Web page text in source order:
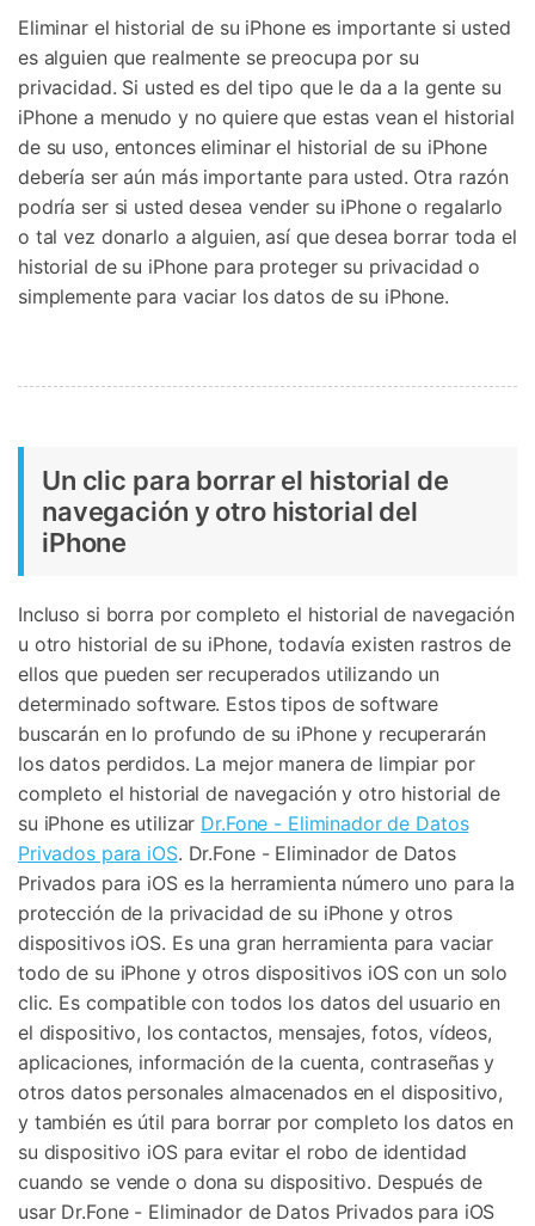
Protección del Móvil
Encuentra Más Soluciones
Eliminar el historial de su iPhone es importante si usted
es alguien que realmente se preocupa por su
privacidad. Si usted es del tipo que le da a la gente su
iPhone a menudo y no quiere que estas vean el historial
de su uso, entonces eliminar el historial de su iPhone
debería ser aún más importante para usted. Otra razón
podría ser si usted desea vender su iPhone o regalarlo
o tal vez donarlo a alguien, así que desea borrar toda el
historial de su iPhone para proteger su privacidad o
simplemente para vaciar los datos de su iPhone.
Un clic para borrar el historial de
navegación y otro historial del
iPhone
Incluso si borra por completo el historial de navegación
u otro historial de su iPhone, todavía existen rastros de
ellos que pueden ser recuperados utilizando un
determinado software. Estos tipos de software
buscarán en lo profundo de su iPhone y recuperarán
los datos perdidos. La mejor manera de limpiar por
completo el historial de navegación y otro historial de
su iPhone es utilizar Dr.Fone - Eliminador de Datos
Privados para iOS. Dr.Fone - Eliminador de Datos
Privados para iOS es la herramienta número uno para la
protección de la privacidad de su iPhone y otros
dispositivos iOS. Es una gran herramienta para vaciar
todo de su iPhone y otros dispositivos iOS con un solo
clic. Es compatible con todos los datos del usuario en
el dispositivo, los contactos, mensajes, fotos, vídeos,
aplicaciones, información de la cuenta, contraseñas y
otros datos personales almacenados en el dispositivo,
y también es útil para borrar por completo los datos en
su dispositivo iOS para evitar el robo de identidad
cuando se vende o dona su dispositivo. Después de
usar Dr.Fone - Eliminador de Datos Privados para iOS